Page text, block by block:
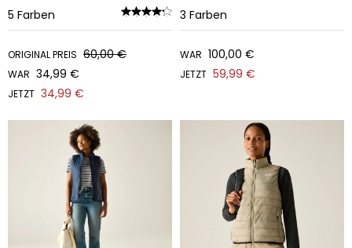
5 Farben
ORIGINAL PREIS 60,00 €
WAR 34,99 €
JETZT 34,99 €
3 Farben
WAR 100,00 €
JETZT 59,99 €